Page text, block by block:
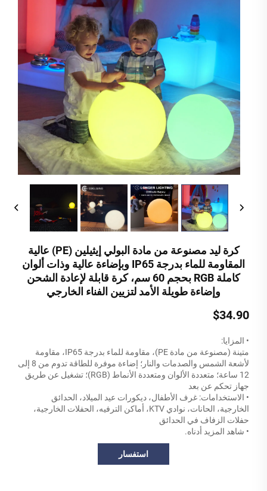
كرة ليد مصنوعة من مادة البولي إيثيلين (PE) عالية
المقاومة للماء بدرجة IP65 وبإضاءة عالية وذات ألوان
كاملة RGB بحجم 60 سم، كرة قابلة لإعادة الشحن
وإضاءة طويلة الأمد لتزيين الفناء الخارجي
$34.90
• المزايا:
متينة (مصنوعة من مادة PE)، مقاومة للماء بدرجة IP65، مقاومة
لأشعة الشمس والصدمات والنار؛ إضاءة موفرة للطاقة تدوم من 8 إلى
12 ساعة؛ متعددة الألوان ومتعددة الأنماط (RGB)؛ تشغيل عن طريق
جهاز تحكم عن بعد
• الاستخدامات: غرف الأطفال، ديكورات عيد الميلاد، الحدائق
الخارجية، الحانات، نوادي KTV، أماكن الترفيه، الحفلات الخارجية،
حفلات الزفاف في الحدائق
• شاهد المزيد أدناه.
استفسار